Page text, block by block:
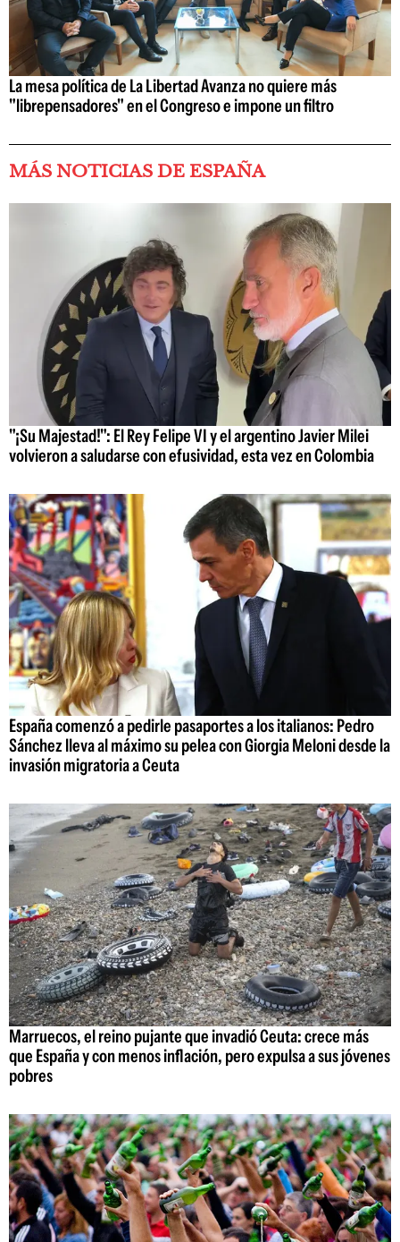
La mesa política de La Libertad Avanza no quiere más
"librepensadores" en el Congreso e impone un filtro
MÁS NOTICIAS DE ESPAÑA
"¡Su Majestad!": El Rey Felipe VI y el argentino Javier Milei
volvieron a saludarse con efusividad, esta vez en Colombia
España comenzó a pedirle pasaportes a los italianos: Pedro
Sánchez lleva al máximo su pelea con Giorgia Meloni desde la
invasión migratoria a Ceuta
Marruecos, el reino pujante que invadió Ceuta: crece más
que España y con menos inflación, pero expulsa a sus jóvenes
pobres